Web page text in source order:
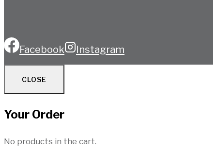
Facebook Instagram
CLOSE
Your Order
No products in the cart.